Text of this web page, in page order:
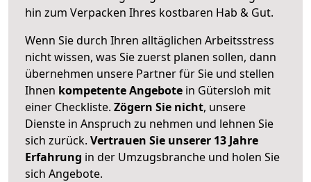
hin zum Verpacken Ihres kostbaren Hab & Gut.
Wenn Sie durch Ihren alltäglichen Arbeitsstress
nicht wissen, was Sie zuerst planen sollen, dann
übernehmen unsere Partner für Sie und stellen
Ihnen kompetente Angebote in Gütersloh mit
einer Checkliste. Zögern Sie nicht, unsere
Dienste in Anspruch zu nehmen und lehnen Sie
sich zurück. Vertrauen Sie unserer 13 Jahre
Erfahrung in der Umzugsbranche und holen Sie
sich Angebote.